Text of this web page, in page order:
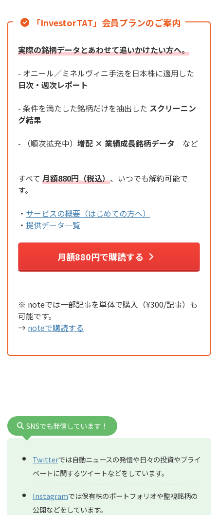
「InvestorTAT」会員プランのご案内
実際の銘柄データとあわせて追いかけたい方へ。
- オニール／ミネルヴィニ手法を日本株に適用した
日次・週次レポート
- 条件を満たした銘柄だけを抽出した スクリーニン
グ結果
- （順次拡充中） 増配 × 業績成長銘柄データ など
すべて 月額880円（税込）、いつでも解約可能で
す。
・ サービスの概要（はじめての方へ）
・ 提供データ一覧
月額880円で購読する
※ noteでは一部記事を単体で購入（¥300/記事）も
可能です。
→ noteで購読する
SNSでも発信しています！
Twitterでは自動ニュースの発信や日々の投資やプライ
ベートに関するツイートなどをしています。
Instagramでは保有株のポートフォリオや監視銘柄の
公開などをしています。